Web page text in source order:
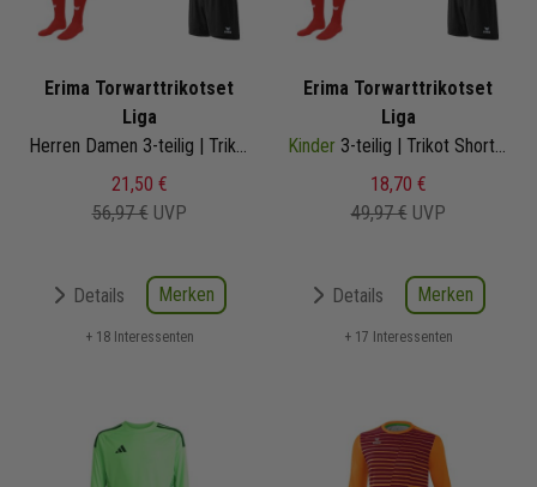
Erima Torwarttrikotset
Liga
Herren Damen 3-teilig | Trikot Short Fussballsocken
21,50 €
56,97 € UVP
Details Merken
+ 18 Interessenten
Erima Torwarttrikotset
Liga
Kinder 3-teilig | Trikot Short Fussballsocken
18,70 €
49,97 € UVP
Details Merken
+ 17 Interessenten